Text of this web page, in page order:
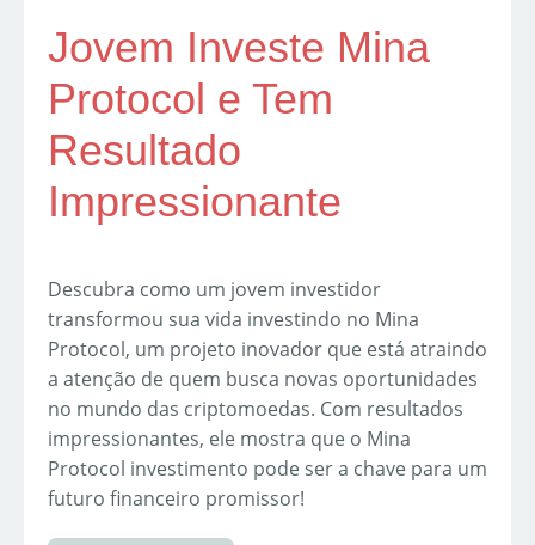
Jovem Investe Mina
Protocol e Tem
Resultado
Impressionante
Descubra como um jovem investidor
transformou sua vida investindo no Mina
Protocol, um projeto inovador que está atraindo
a atenção de quem busca novas oportunidades
no mundo das criptomoedas. Com resultados
impressionantes, ele mostra que o Mina
Protocol investimento pode ser a chave para um
futuro financeiro promissor!